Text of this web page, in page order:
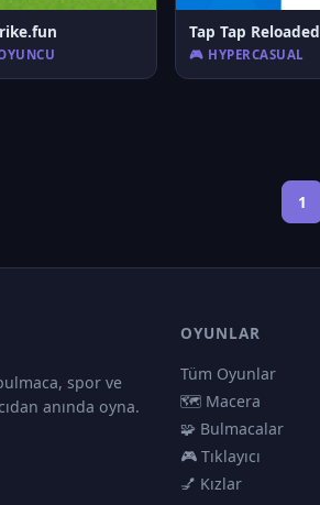
Tap Tap Reloaded
🎮 HYPERCASUAL
1
spor ve
anında oyna.
OYUNLAR
Tüm Oyunlar
🗺️ Macera
🧩 Bulmacalar
🎮 Tıklayıcı
💅 Kızlar